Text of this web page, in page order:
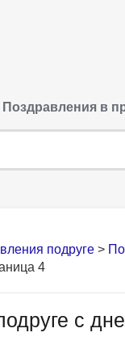
Поздравления в
подруге >
4
с